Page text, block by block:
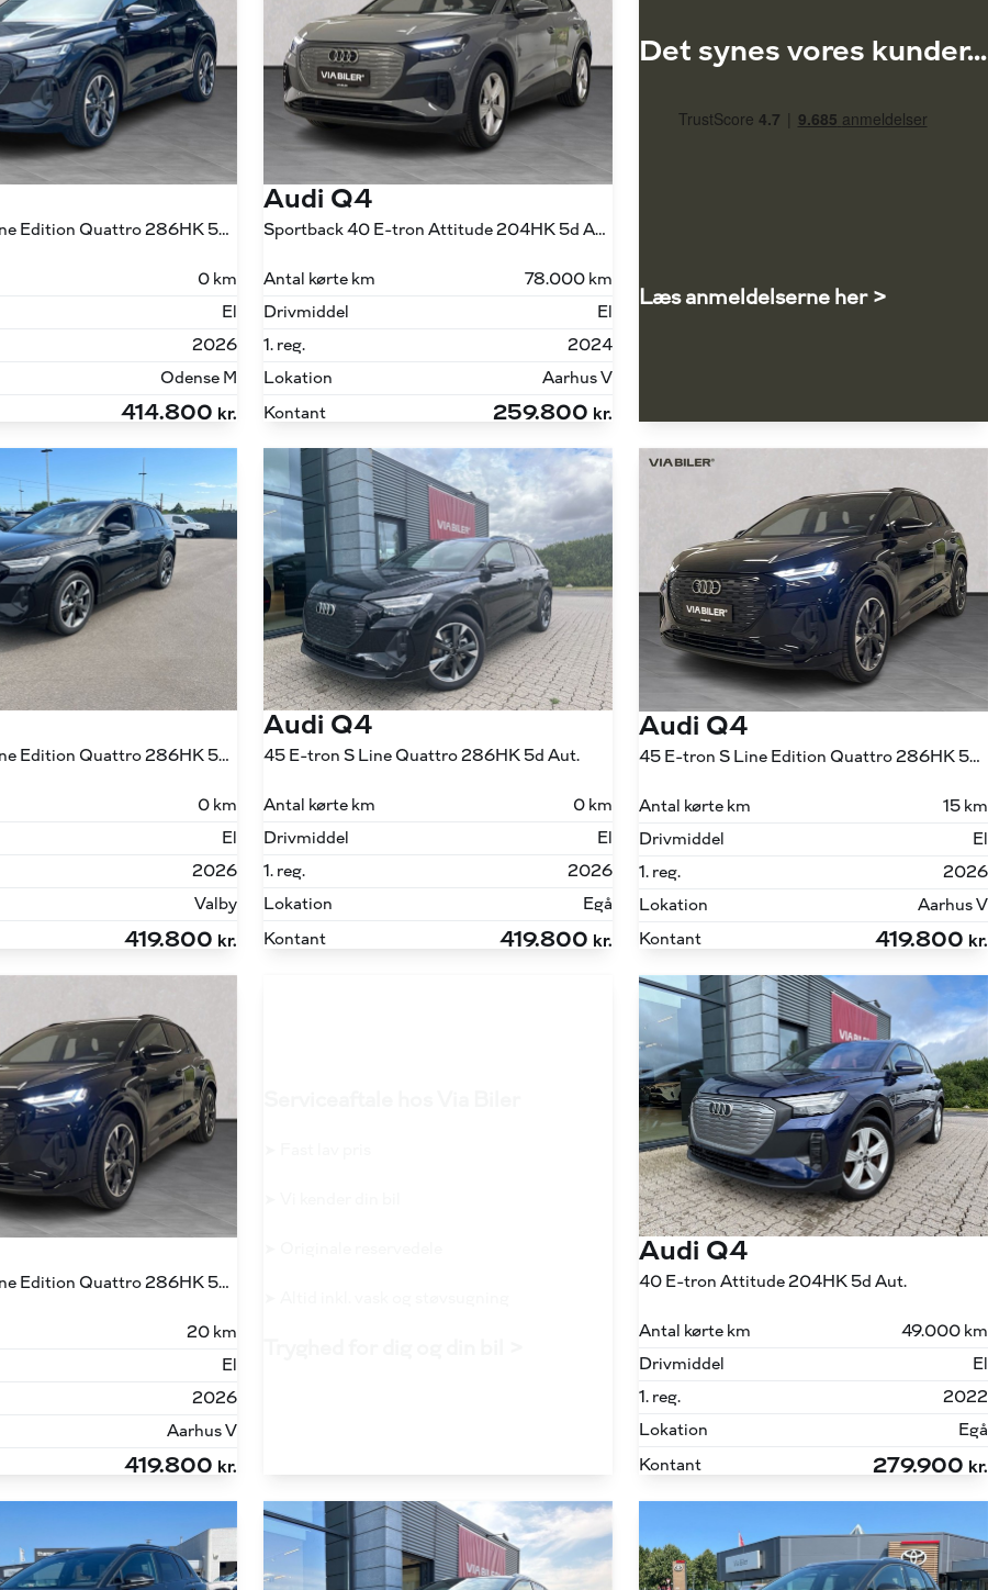
45 E-tron S Line Edition Quattro 286HK 5d Aut.
0 km
El
2026
Odense M
414.800 kr.
Audi Q4
Sportback 40 E-tron Attitude 204HK 5d Aut.
Antal kørte km
78.000 km
Drivmiddel
El
1. reg.
2024
Lokation
Aarhus V
Kontant
259.800 kr.
Det synes vores kunder...
Læs anmeldelserne her >
45 E-tron S Line Edition Quattro 286HK 5d Aut.
0 km
El
2026
Valby
419.800 kr.
Audi Q4
45 E-tron S Line Quattro 286HK 5d Aut.
Antal kørte km
0 km
Drivmiddel
El
1. reg.
2026
Lokation
Egå
Kontant
419.800 kr.
Audi Q4
45 E-tron S Line Edition Quattro 286HK 5d Aut.
Antal kørte km
15 km
Drivmiddel
El
1. reg.
2026
Lokation
Aarhus V
Kontant
419.800 kr.
45 E-tron S Line Edition Quattro 286HK 5d Aut.
20 km
El
2026
Aarhus V
419.800 kr.
Audi Q4
40 E-tron Attitude 204HK 5d Aut.
Antal kørte km
49.000 km
Drivmiddel
El
1. reg.
2022
Lokation
Egå
Kontant
279.900 kr.